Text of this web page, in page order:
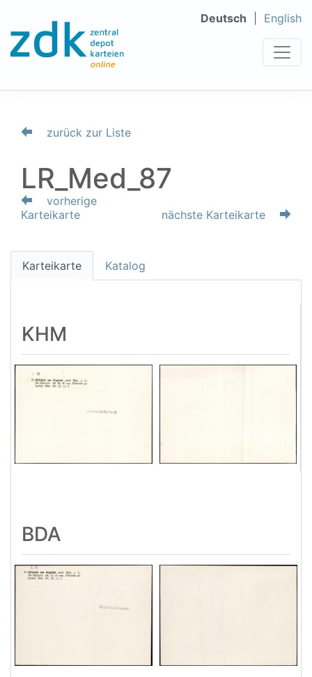
Deutsch English
zurück zur Liste
LR_Med_87
vorherige
Karteikarte
nächste Karteikarte
Karteikarte Katalog
KHM
BDA